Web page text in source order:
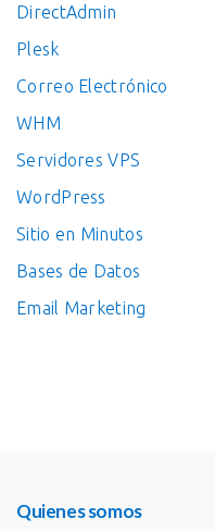
DirectAdmin
Plesk
Correo Electrónico
WHM
Servidores VPS
WordPress
Sitio en Minutos
Bases de Datos
Email Marketing
Quienes somos